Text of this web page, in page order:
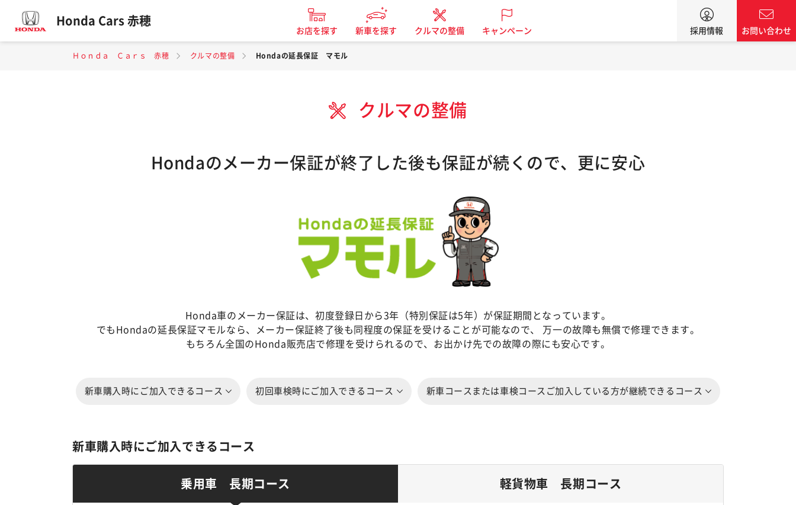
Honda Cars 赤穂
お店を探す 新車を探す クルマの整備 キャンペーン 採用情報 お問い合わせ
Ｈｏｎｄａ Ｃａｒｓ 赤穂 クルマの整備 Hondaの延長保証 マモル
クルマの整備
Hondaのメーカー保証が終了した後も保証が続くので、更に安心
Honda車のメーカー保証は、初度登録日から3年（特別保証は5年）が保証期間となっています。
でもHondaの延長保証マモルなら、メーカー保証終了後も同程度の保証を受けることが可能なので、 万一の故障も無償で修理できます。
もちろん全国のHonda販売店で修理を受けられるので、お出かけ先での故障の際にも安心です。
新車購入時にご加入できるコース 初回車検時にご加入できるコース 新車コースまたは車検コースご加入している方が継続できるコース
新車購入時にご加入できるコース
乗用車 長期コース 軽貨物車 長期コース